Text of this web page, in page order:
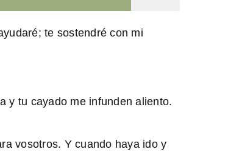
te sostendré con mi
y tu cayado me infunden aliento.
vosotros. Y cuando haya ido y